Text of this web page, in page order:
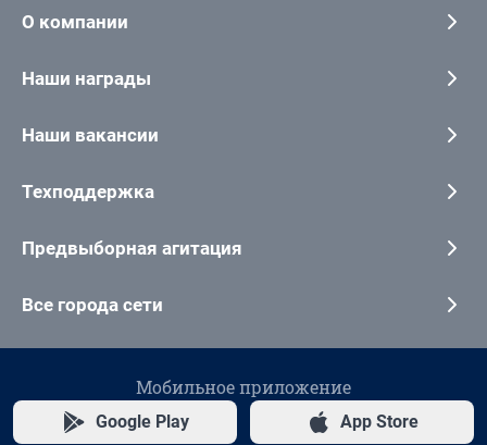
О компании
Наши награды
Наши вакансии
Техподдержка
Предвыборная агитация
Все города сети
Мобильное приложение
Google Play App Store